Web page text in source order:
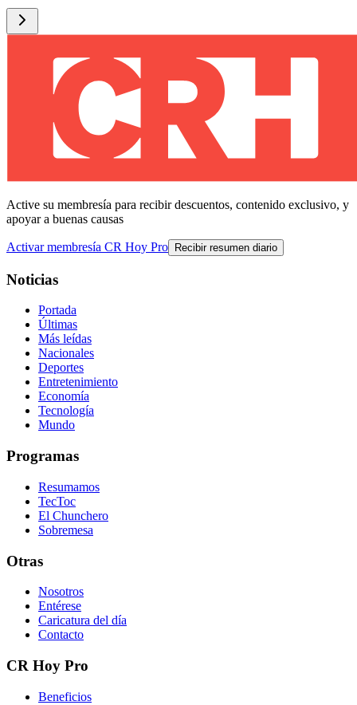
Active su membresía para recibir descuentos, contenido exclusivo, y
apoyar a buenas causas
Activar membresía CR Hoy Pro Recibir resumen diario
Noticias
Portada
Últimas
Más leídas
Nacionales
Deportes
Entretenimiento
Economía
Tecnología
Mundo
Programas
Resumamos
TecToc
El Chunchero
Sobremesa
Otras
Nosotros
Entérese
Caricatura del día
Contacto
CR Hoy Pro
Beneficios